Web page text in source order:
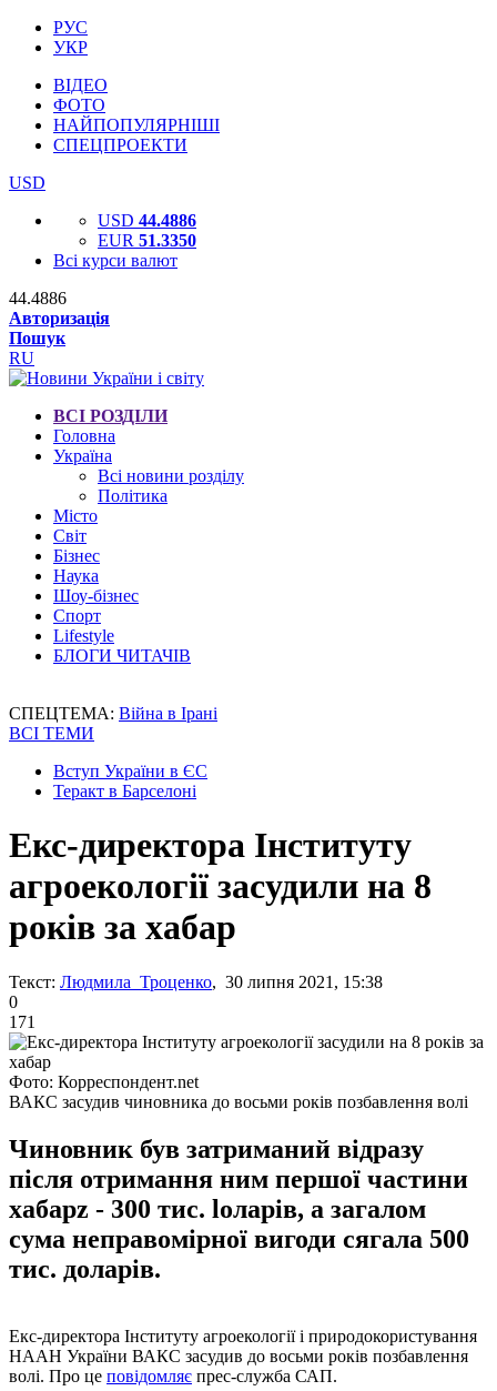
РУС
УКР
ВІДЕО
ФОТО
НАЙПОПУЛЯРНІШІ
СПЕЦПРОЕКТИ
USD
USD 44.4886
EUR 51.3350
Всі курси валют
44.4886
Авторизація
Пошук
RU
ВСІ РОЗДІЛИ
Головна
Україна
Всі новини розділу
Політика
Місто
Світ
Бізнес
Наука
Шоу-бізнес
Спорт
Lifestyle
БЛОГИ ЧИТАЧІВ
СПЕЦТЕМА: Війна в Ірані
ВСІ ТЕМИ
Вступ України в ЄС
Теракт в Барселоні
Екс-директора Інституту
агроекології засудили на 8
років за хабар
Текст: Людмила Троценко, 30 липня 2021, 15:38
0
171
Фото: Корреспондент.net
ВАКС засудив чиновника до восьми років позбавлення волі
Чиновник був затриманий відразу
після отримання ним першої частини
хабарz - 300 тис. lоларів, а загалом
сума неправомірної вигоди сягала 500
тис. доларів.
Екс-директора Інституту агроекології і природокористування
НААН України ВАКС засудив до восьми років позбавлення
волі. Про це повідомляє прес-служба САП.